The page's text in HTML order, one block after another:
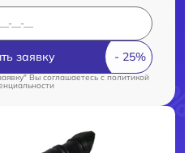
заявку
Вы соглашаетесь cполитикой